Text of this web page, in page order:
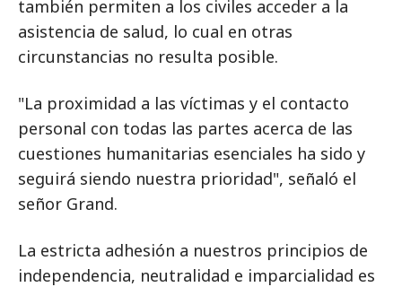
también permiten a los civiles acceder a la
asistencia de salud, lo cual en otras
circunstancias no resulta posible.
"La proximidad a las víctimas y el contacto
personal con todas las partes acerca de las
cuestiones humanitarias esenciales ha sido y
seguirá siendo nuestra prioridad", señaló el
señor Grand.
La estricta adhesión a nuestros principios de
independencia, neutralidad e imparcialidad es